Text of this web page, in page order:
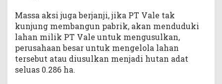
Massa aksi juga berjanji, jika PT Vale tak
kunjung membangun pabrik, akan menduduki
lahan milik PT Vale untuk mengusulkan,
perusahaan besar untuk mengelola lahan
tersebut atau diusulkan menjadi hutan adat
seluas 0.286 ha.